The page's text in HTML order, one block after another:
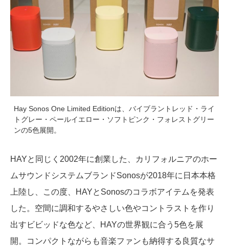
Hay Sonos One Limited Editionは、バイブラントレッド・ライ
トグレー・ペールイエロー・ソフトピンク・フォレストグリー
ンの5色展開。
HAYと同じく2002年に創業した、カリフォルニアのホー
ムサウンドシステムブランドSonosが2018年に日本本格
上陸し、この度、HAYとSonosのコラボアイテムを発表
した。空間に調和するやさしい色やコントラストを作り
出すビビッドな色など、HAYの世界観に合う5色を展
開。コンパクトながらも音楽ファンも納得する良質なサ